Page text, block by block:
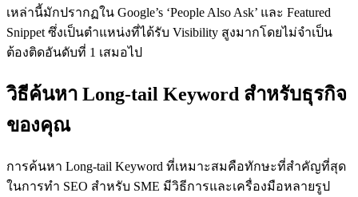
เหล่านี้มักปรากฏใน Google’s ‘People Also Ask’ และ Featured
Snippet ซึ่งเป็นตำแหน่งที่ได้รับ Visibility สูงมากโดยไม่จำเป็น
ต้องติดอันดับที่ 1 เสมอไป
วิธีค้นหา Long-tail Keyword สำหรับธุรกิจ
ของคุณ
การค้นหา Long-tail Keyword ที่เหมาะสมคือทักษะที่สำคัญที่สุด
ในการทำ SEO สำหรับ SME มีวิธีการและเครื่องมือหลายรูป